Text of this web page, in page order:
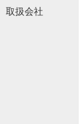
取扱会社